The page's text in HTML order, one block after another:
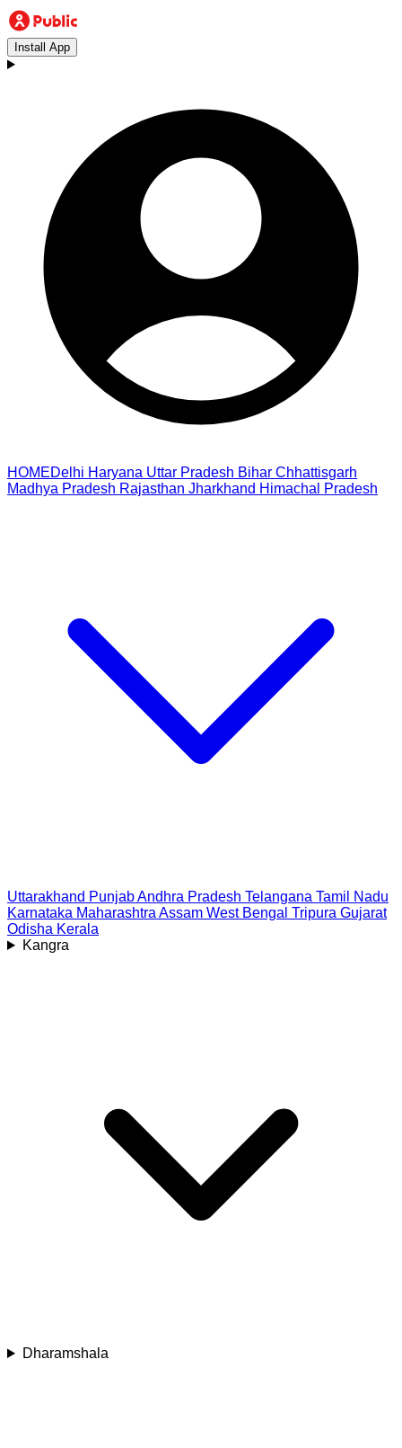
Install App
HOMEDelhi Haryana Uttar Pradesh Bihar Chhattisgarh
Madhya Pradesh Rajasthan Jharkhand Himachal Pradesh
Uttarakhand PunjabAndhra Pradesh Telangana Tamil Nadu
Karnataka Maharashtra Assam West Bengal Tripura Gujarat
Odisha Kerala
Kangra
Dharamshala